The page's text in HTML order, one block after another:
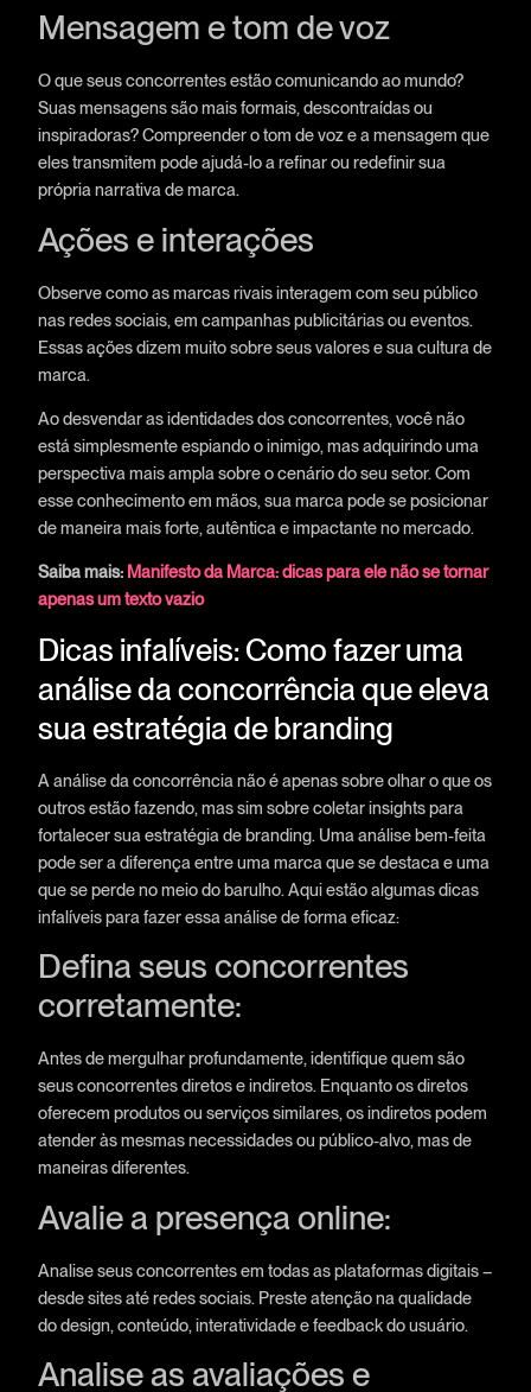
Mensagem e tom de voz
O que seus concorrentes estão comunicando ao mundo?
Suas mensagens são mais formais, descontraídas ou
inspiradoras? Compreender o tom de voz e a mensagem que
eles transmitem pode ajudá-lo a refinar ou redefinir sua
própria narrativa de marca.
Ações e interações
Observe como as marcas rivais interagem com seu público
nas redes sociais, em campanhas publicitárias ou eventos.
Essas ações dizem muito sobre seus valores e sua cultura de
marca.
Ao desvendar as identidades dos concorrentes, você não
está simplesmente espiando o inimigo, mas adquirindo uma
perspectiva mais ampla sobre o cenário do seu setor. Com
esse conhecimento em mãos, sua marca pode se posicionar
de maneira mais forte, autêntica e impactante no mercado.
Saiba mais: Manifesto da Marca: dicas para ele não se tornar
apenas um texto vazio
Dicas infalíveis: Como fazer uma
análise da concorrência que eleva
sua estratégia de branding
A análise da concorrência não é apenas sobre olhar o que os
outros estão fazendo, mas sim sobre coletar insights para
fortalecer sua estratégia de branding. Uma análise bem-feita
pode ser a diferença entre uma marca que se destaca e uma
que se perde no meio do barulho. Aqui estão algumas dicas
infalíveis para fazer essa análise de forma eficaz:
Defina seus concorrentes
corretamente:
Antes de mergulhar profundamente, identifique quem são
seus concorrentes diretos e indiretos. Enquanto os diretos
oferecem produtos ou serviços similares, os indiretos podem
atender às mesmas necessidades ou público-alvo, mas de
maneiras diferentes.
Avalie a presença online:
Analise seus concorrentes em todas as plataformas digitais –
desde sites até redes sociais. Preste atenção na qualidade
do design, conteúdo, interatividade e feedback do usuário.
Analise as avaliações e